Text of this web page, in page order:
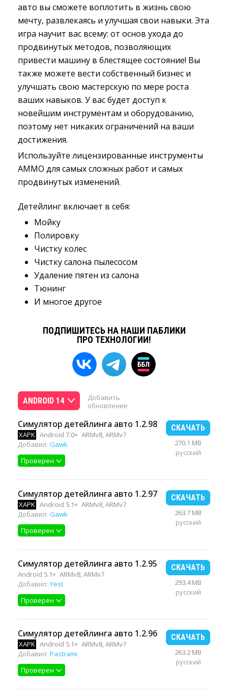
авто вы сможете воплотить в жизнь свою
мечту, развлекаясь и улучшая свои навыки. Эта
игра научит вас всему: от основ ухода до
продвинутых методов, позволяющих
привести машину в блестящее состояние! Вы
также можете вести собственный бизнес и
улучшать свою мастерскую по мере роста
ваших навыков. У вас будет доступ к
новейшим инструментам и оборудованию,
поэтому нет никаких ограничений на ваши
достижения.
Используйте лицензированные инструменты
AMMO для самых сложных работ и самых
продвинутых изменений.
Детейлинг включает в себя:
Мойку
Полировку
Чистку колес
Чистку салона пылесосом
Удаление пятен из салона
Тюнинг
И многое другое
ПОДПИШИТЕСЬ НА НАШИ ПАБЛИКИ
ПРО ТЕХНОЛОГИИ!
ANDROID 14
Добавить
обновление
Симулятор детейлинга авто 1.2.98
XAPK Android 7.0+ ARMv8, ARMv7
Добавил: Gawk
Проверен
СКАЧАТЬ
270.1 MB
русский
Симулятор детейлинга авто 1.2.97
XAPK Android 5.1+ ARMv8, ARMv7
Добавил: Gawk
Проверен
СКАЧАТЬ
263.7 MB
русский
Симулятор детейлинга авто 1.2.95
Android 5.1+ ARMv8, ARMv7
Добавил: Yest
Проверен
СКАЧАТЬ
293.4 MB
русский
Симулятор детейлинга авто 1.2.96
XAPK Android 5.1+ ARMv8, ARMv7
Добавил: Pastrami
Проверен
СКАЧАТЬ
263.2 MB
русский